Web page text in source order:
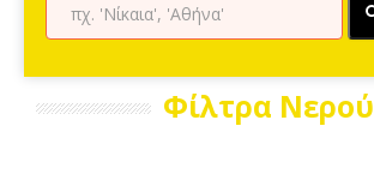
Φίλτρα Νερού